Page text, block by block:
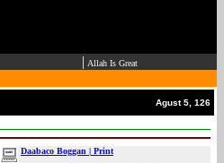
| Allah Is Great
Agust 5, 126
Daabaco Boggan | Print